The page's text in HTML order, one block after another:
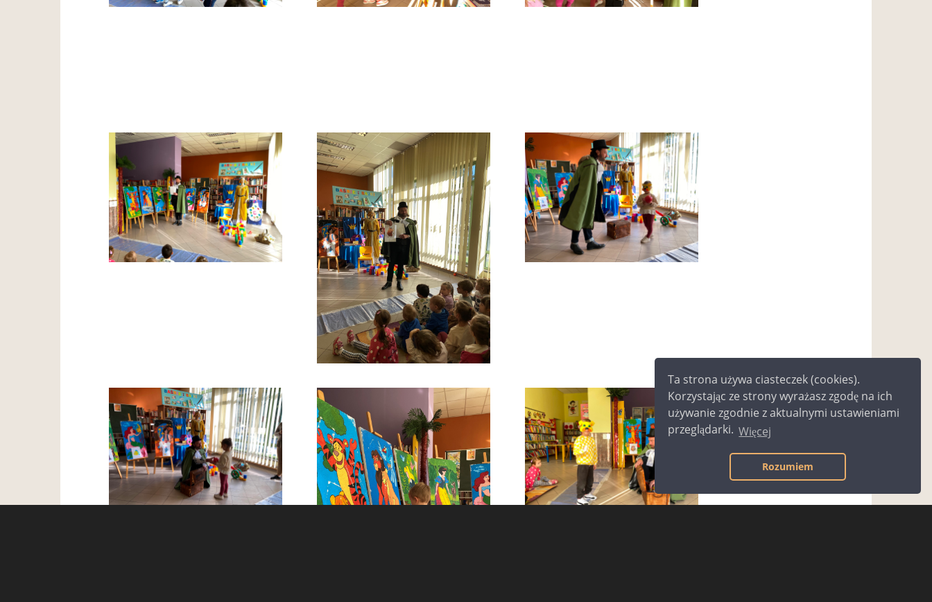
Ta strona używa ciasteczek (cookies).
Korzystając ze strony wyrażasz zgodę na ich
używanie zgodnie z aktualnymi ustawieniami
przeglądarki. Więcej
Rozumiem